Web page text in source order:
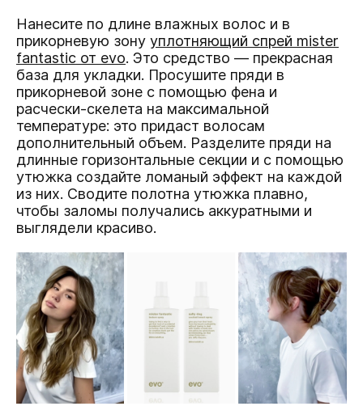
Нанесите по длине влажных волос и в
прикорневую зону уплотняющий спрей mister
fantastic от evo. Это средство — прекрасная
база для укладки. Просушите пряди в
прикорневой зоне с помощью фена и
расчески-скелета на максимальной
температуре: это придаст волосам
дополнительный объем. Разделите пряди на
длинные горизонтальные секции и с помощью
утюжка создайте ломаный эффект на каждой
из них. Сводите полотна утюжка плавно,
чтобы заломы получались аккуратными и
выглядели красиво.